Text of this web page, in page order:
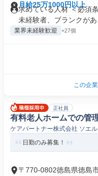
月給25万1000円以上
求めている人材 ＜必須
未経験者、ブランクがあ
業界未経験歓迎 +27個
この企
正社員
有料老人ホームでの管
ケアパートナー株式会社 ソエ
日勤のみ募集！
〒770-0802徳島県徳島